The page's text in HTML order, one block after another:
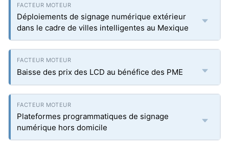
Déploiements de signage numérique extérieur
dans le cadre de villes intelligentes au Mexique
Baisse des prix des LCD au bénéfice des PME
Plateformes programmatiques de signage
numérique hors domicile